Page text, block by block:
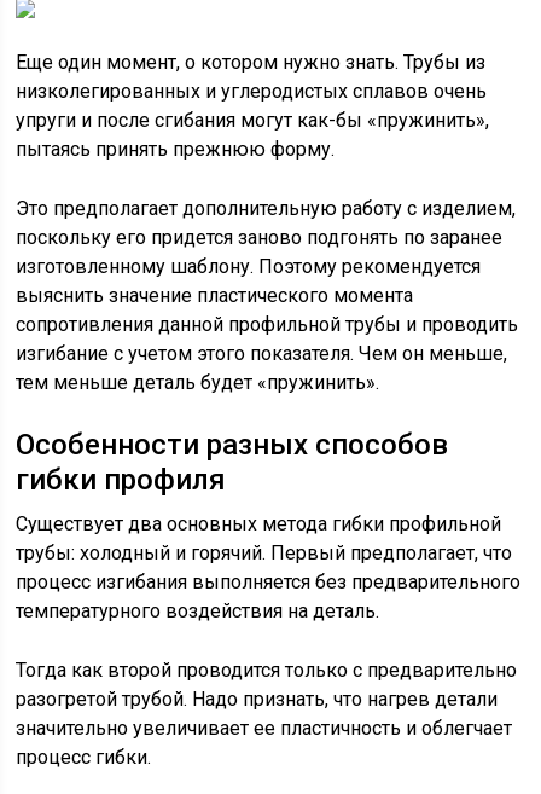
Еще один момент, о котором нужно знать. Трубы из
низколегированных и углеродистых сплавов очень
упруги и после сгибания могут как-бы «пружинить»,
пытаясь принять прежнюю форму.
Это предполагает дополнительную работу с изделием,
поскольку его придется заново подгонять по заранее
изготовленному шаблону. Поэтому рекомендуется
выяснить значение пластического момента
сопротивления данной профильной трубы и проводить
изгибание с учетом этого показателя. Чем он меньше,
тем меньше деталь будет «пружинить».
Особенности разных способов
гибки профиля
Существует два основных метода гибки профильной
трубы: холодный и горячий. Первый предполагает, что
процесс изгибания выполняется без предварительного
температурного воздействия на деталь.
Тогда как второй проводится только с предварительно
разогретой трубой. Надо признать, что нагрев детали
значительно увеличивает ее пластичность и облегчает
процесс гибки.